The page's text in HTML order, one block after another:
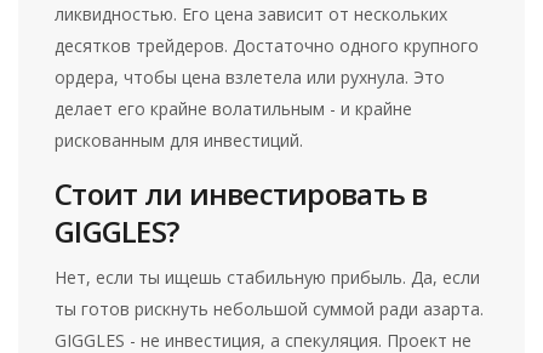
ликвидностью. Его цена зависит от нескольких
десятков трейдеров. Достаточно одного крупного
ордера, чтобы цена взлетела или рухнула. Это
делает его крайне волатильным - и крайне
рискованным для инвестиций.
Стоит ли инвестировать в
GIGGLES?
Нет, если ты ищешь стабильную прибыль. Да, если
ты готов рискнуть небольшой суммой ради азарта.
GIGGLES - не инвестиция, а спекуляция. Проект не